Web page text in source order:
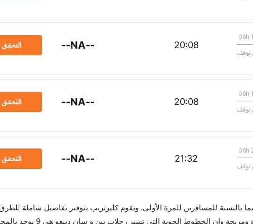
06h
توقف
20:08
--NA--
06h
توقف
20:08
--NA--
06h
توقف
21:32
--NA--
بالنسبة للمسافرين للمرة الأولى. ويقوم كليرتريب بتوفير تفاصيل شاملة للطرق